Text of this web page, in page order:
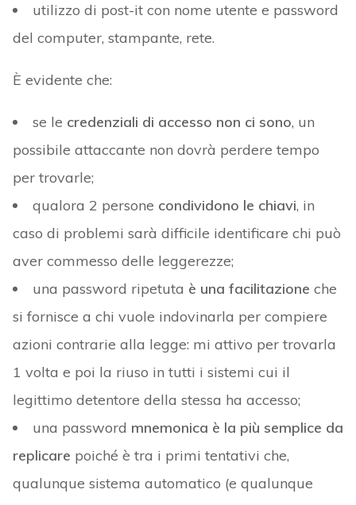
utilizzo di post-it con nome utente e password
del computer, stampante, rete.
È evidente che:
se le credenziali di accesso non ci sono, un
possibile attaccante non dovrà perdere tempo
per trovarle;
qualora 2 persone condividono le chiavi, in
caso di problemi sarà difficile identificare chi può
aver commesso delle leggerezze;
una password ripetuta è una facilitazione che
si fornisce a chi vuole indovinarla per compiere
azioni contrarie alla legge: mi attivo per trovarla
1 volta e poi la riuso in tutti i sistemi cui il
legittimo detentore della stessa ha accesso;
una password mnemonica è la più semplice da
replicare poiché è tra i primi tentativi che,
qualunque sistema automatico (e qualunque